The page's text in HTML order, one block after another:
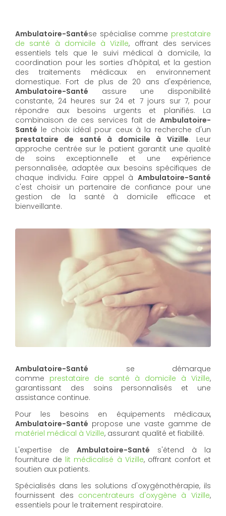
Ambulatoire-Santése spécialise comme prestataire
de santé à domicile à Vizille, offrant des services
essentiels tels que le suivi médical à domicile, la
coordination pour les sorties d'hôpital, et la gestion
des traitements médicaux en environnement
domestique. Fort de plus de 20 ans d'expérience,
Ambulatoire-Santé assure une disponibilité
constante, 24 heures sur 24 et 7 jours sur 7, pour
répondre aux besoins urgents et planifiés. La
combinaison de ces services fait de Ambulatoire-
Santé le choix idéal pour ceux à la recherche d'un
prestataire de santé à domicile à Vizille. Leur
approche centrée sur le patient garantit une qualité
de soins exceptionnelle et une expérience
personnalisée, adaptée aux besoins spécifiques de
chaque individu. Faire appel à Ambulatoire-Santé
c'est choisir un partenaire de confiance pour une
gestion de la santé à domicile efficace et
bienveillante.
Ambulatoire-Santé se démarque
comme prestataire de santé à domicile à Vizille,
garantissant des soins personnalisés et une
assistance continue.
Pour les besoins en équipements médicaux,
Ambulatoire-Santé propose une vaste gamme de
matériel médical à Vizille, assurant qualité et fiabilité.
L'expertise de Ambulatoire-Santé s'étend à la
fourniture de lit médicalisé à Vizille, offrant confort et
soutien aux patients.
Spécialisés dans les solutions d'oxygénothérapie, ils
fournissent des concentrateurs d'oxygène à Vizille,
essentiels pour le traitement respiratoire.